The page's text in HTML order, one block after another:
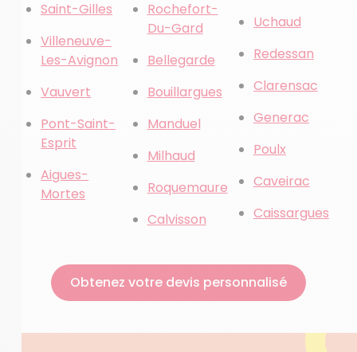
Saint-Gilles
Villeneuve-
Les-Avignon
Vauvert
Pont-Saint-
Esprit
Aigues-
Mortes
Rochefort-
Du-Gard
Bellegarde
Bouillargues
Manduel
Milhaud
Roquemaure
Calvisson
Uchaud
Redessan
Clarensac
Generac
Poulx
Caveirac
Caissargues
Obtenez votre devis personnalisé